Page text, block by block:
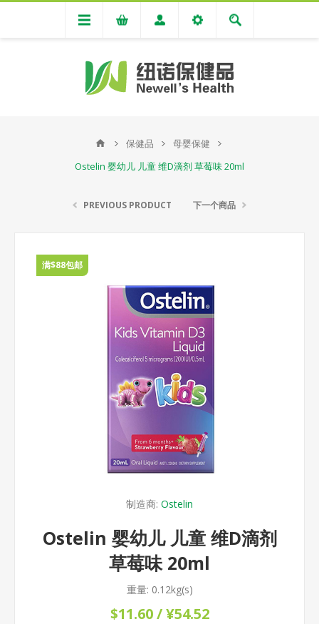
保健品
母婴保健
Ostelin 婴幼儿 儿童 维D滴剂 草莓味 20ml
PREVIOUS PRODUCT 下一个商品
满$88包邮
制造商: Ostelin
Ostelin 婴幼儿 儿童 维D滴剂
草莓味 20ml
重量: 0.12kg(s)
$11.60 / ¥54.52